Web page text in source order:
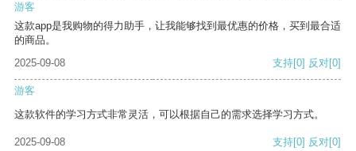
游客
这款app是我购物的得力助手，让我能够找到最优惠的价格，买到最合适
的商品。
2025-09-08
支持[0] 反对[0]
游客
这款软件的学习方式非常灵活，可以根据自己的需求选择学习方式。
2025-09-08 支持[0] 反对[0]